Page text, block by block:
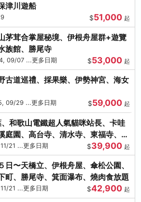
津川遊船
$51,000 起
茅茸合掌屋秘境、伊根舟屋群+遊覽
族館、勝尾寺
09/07 ...更多日期 $53,000 起
古道巡禮、採果樂、伊勢神宮、海女
09/29 ...更多日期 $59,000 起
和歌山電鐵超人氣貓咪站長、卡哇
庭園、高台寺、清水寺、東福寺、伊
21 ...更多日期 $39,900 起
日〜天橋立、伊根舟屋、傘松公園、
町、勝尾寺、箕面瀑布、燒肉食放題
21 ...更多日期 $42,900 起